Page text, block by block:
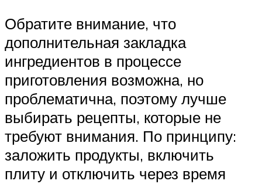
Обратите внимание, что
дополнительная закладка
ингредиентов в процессе
приготовления возможна, но
проблематична, поэтому лучше
выбирать рецепты, которые не
требуют внимания. По принципу:
заложить продукты, включить
плиту и отключить через время